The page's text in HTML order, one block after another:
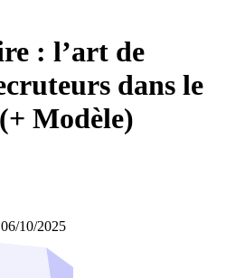
: l’art de
dans le
Modèle)
10/2025